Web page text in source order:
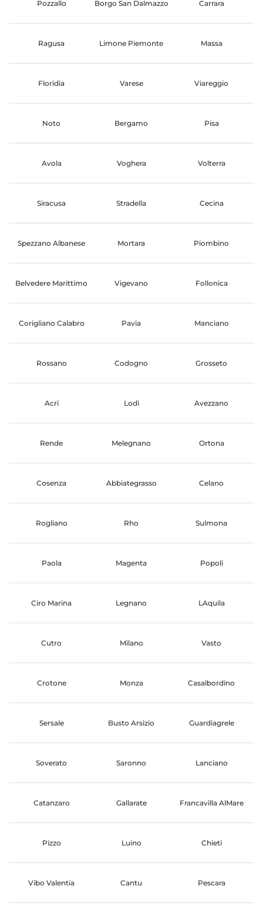
Pozzallo Borgo San Dalmazzo Carrara
Ragusa Limone Piemonte Massa
Floridia Varese Viareggio
Noto Bergamo Pisa
Avola Voghera Volterra
Siracusa Stradella Cecina
Spezzano Albanese Mortara Piombino
Belvedere Marittimo Vigevano Follonica
Corigliano Calabro Pavia Manciano
Rossano Codogno Grosseto
Acri Lodi Avezzano
Rende Melegnano Ortona
Cosenza Abbiategrasso Celano
Rogliano Rho Sulmona
Paola Magenta Popoli
Ciro Marina Legnano LAquila
Cutro Milano Vasto
Crotone Monza Casalbordino
Sersale Busto Arsizio Guardiagrele
Soverato Saronno Lanciano
Catanzaro Gallarate Francavilla AlMare
Pizzo Luino Chieti
Vibo Valentia Cantu Pescara